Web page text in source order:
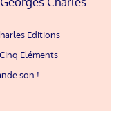
Editions
Eléments
son !